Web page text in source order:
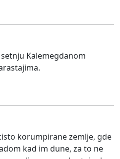
Kalemegdanom
korumpirane zemlje, gde
kad im dune, za to ne